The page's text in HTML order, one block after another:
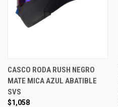
CASCO RODA RUSH NEGRO
MATE MICA AZUL ABATIBLE
SVS
$1,058